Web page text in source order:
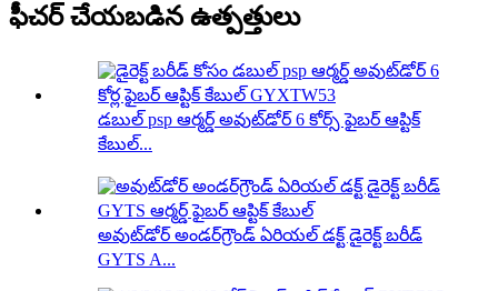
ఫీచర్ చేయబడిన ఉత్పత్తులు
డబుల్ psp ఆర్మర్డ్ అవుట్‌డోర్ 6 కోర్స్ ఫైబర్ ఆప్టిక్
కేబుల్...
అవుట్‌డోర్ అండర్‌గ్రౌండ్ ఏరియల్ డక్ట్ డైరెక్ట్ బరీడ్
GYTS A...